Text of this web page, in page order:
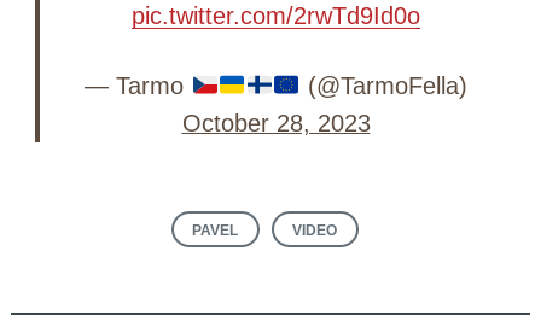
pic.twitter.com/2rwTd9Id0o
— Tarmo
(@TarmoFella)
October 28, 2023
PAVEL VIDEO